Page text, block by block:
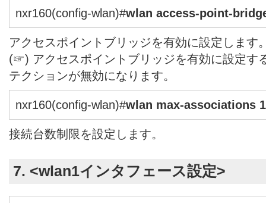
nxr160(config-wlan)#wlan access-point-
アクセスポイントブリッジを有効に設定します
(☞) アクセスポイントブリッジを有効に設定す
テクションが無効になります。
nxr160(config-wlan)#wlan max-associations
接続台数制限を設定します。
7. <wlan1インタフェース設定>